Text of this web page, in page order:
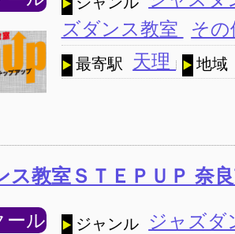
ズダンス教室
そ
最寄駅 天理 地域
ス教室ＳＴＥＰＵＰ 奈
ール ジャンル
ジャズ